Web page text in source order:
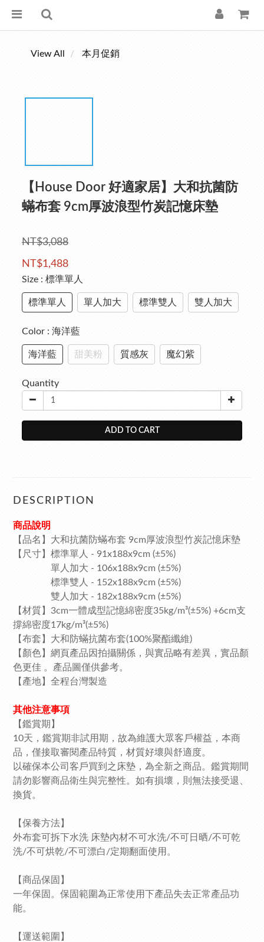
View All 本月促銷
【House Door 好適家居】大和抗菌防
蟎布套 9cm厚波浪型竹炭記憶床墊
NT$3,088
NT$1,488
Size : 標準單人
標準單人 單人加大 標準雙人 雙人加大
Color : 海洋藍
海洋藍 甜美粉 質感灰 魔幻紫
Quantity
ADD TO CART
DESCRIPTION
商品說明
【品名】大和抗菌防蟎布套 9cm厚波浪型竹炭記憶床墊
【尺寸】標準單人 - 91x188x9cm (±5%)
單人加大 - 106x188x9cm (±5%)
標準雙人 - 152x188x9cm (±5%)
雙人加大 - 182x188x9cm (±5%)
【材質】3cm一體成型記憶綿密度35kg/m³(±5%) +6cm支
撐綿密度17kg/m³(±5%)
【布套】大和防蟎抗菌布套(100%聚酯纖維)
【顏色】網頁產品因拍攝關係，與實品略有差異，實品顏
色更佳 。產品圖僅供參考。
【產地】全程台灣製造
其他注意事項
【鑑賞期】
10天，鑑賞期非試用期，故為維護大眾客戶權益，本商
品，僅接取審閱產品特質，材質好壞與舒適度。
以確保本公司客戶買到之床墊，為全新之商品。鑑賞期間
請勿影響商品衛生與完整性。如有損壞，則無法接受退、
換貨。
【保養方法】
外布套可拆下水洗 床墊內材不可水洗/不可日晒/不可乾
洗/不可烘乾/不可漂白/定期翻面使用。
【商品保固】
一年保固。保固範圍為正常使用下產品失去正常產品功
能。
【運送範圍】